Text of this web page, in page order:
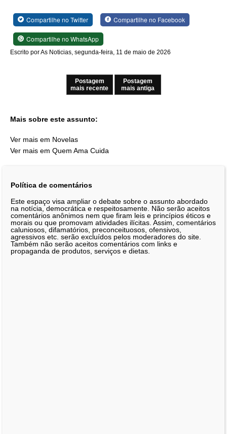
Compartilhe no Twitter Compartilhe no Facebook
Compartilhe no WhatsApp
Escrito por As Noticias, segunda-feira, 11 de maio de 2026
Postagem
mais recente
Postagem
mais antiga
Mais sobre este assunto:
Ver mais em Novelas
Ver mais em Quem Ama Cuida
Política de comentários
Este espaço visa ampliar o debate sobre o assunto abordado
na notícia, democrática e respeitosamente. Não serão aceitos
comentários anônimos nem que firam leis e princípios éticos e
morais ou que promovam atividades ilícitas. Assim, comentários
caluniosos, difamatórios, preconceituosos, ofensivos,
agressivos etc. serão excluídos pelos moderadores do site.
Também não serão aceitos comentários com links e
propaganda de produtos, serviços e dietas.